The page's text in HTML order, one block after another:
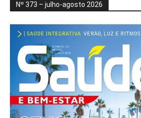
Nº 373 – julho-agosto 2026